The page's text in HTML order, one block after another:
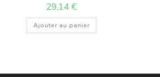
29,14€
Ajouter au panier